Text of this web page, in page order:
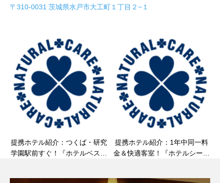
〒310-0031 茨城県水戸市大工町１丁目２−１
提携ホテル紹介：つくば・研究
学園駅前すぐ！『ホテルベスト
提携ホテル紹介：1年中同一料
金＆快適客室！『ホテルシーラ